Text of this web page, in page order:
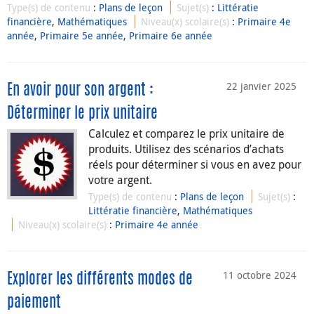
Type(s) de contenu : Plans de leçon Sujet(s) : Littératie
financière, Mathématiques Niveau(x) scolaire(s) : Primaire 4e
année, Primaire 5e année, Primaire 6e année
22 janvier 2025
En avoir pour son argent :
Déterminer le prix unitaire
Calculez et comparez le prix unitaire de
produits. Utilisez des scénarios d’achats
réels pour déterminer si vous en avez pour
votre argent.
Type(s) de contenu : Plans de leçon Sujet(s) :
Littératie financière, Mathématiques
Niveau(x) scolaire(s) : Primaire 4e année
11 octobre 2024
Explorer les différents modes de
paiement